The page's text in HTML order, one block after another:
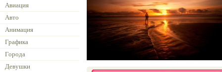
Авиация
Авто
Анимация
Графика
Города
Девушки